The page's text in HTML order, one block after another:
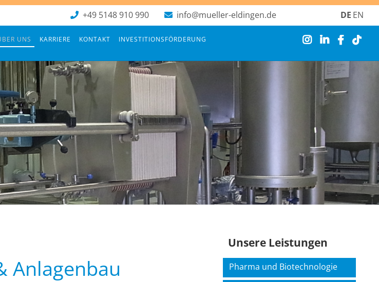
+49 5148 910 990 info@mueller-eldingen.de DE EN
Navigation
UNS KARRIERE KONTAKT INVESTITIONSFÖRDERUNG
Navigation
Anlagenbau
Unsere Leistungen
Pharma und Biotechnologie